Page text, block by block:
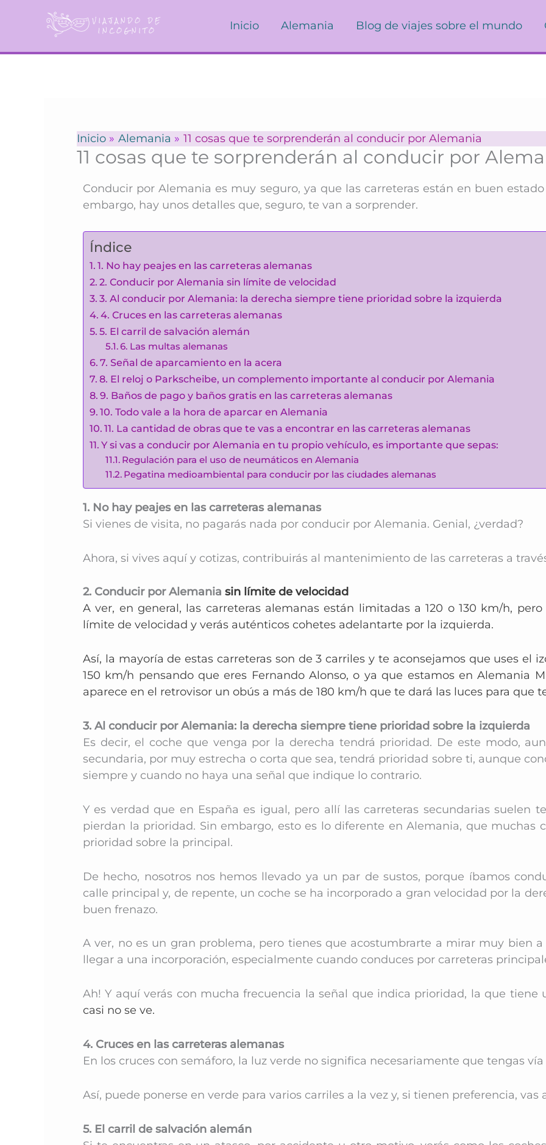
contenido
Inicio Alemania Blog de viajes sobre el mundo
Inicio Alemania 11 cosas que te sorprenderán al conducir por Alemania
11 cosas que te sorprenderán al conducir por
Conducir por Alemania es muy seguro, ya que las carreteras están en buen
embargo, hay unos detalles que, seguro, te van a sorprender.
Índice
1. No hay peajes en las carreteras alemanas
2. Conducir por Alemania sin límite de velocidad
3. Al conducir por Alemania: la derecha siempre tiene prioridad sobre la izquierda
4. Cruces en las carreteras alemanas
5. El carril de salvación alemán
6. Las multas alemanas
7. Señal de aparcamiento en la acera
8. El reloj o Parkscheibe, un complemento importante al conducir por Alemania
9. Baños de pago y baños gratis en las carreteras alemanas
10. Todo vale a la hora de aparcar en Alemania
11. La cantidad de obras que te vas a encontrar en las carreteras alemanas
Y si vas a conducir por Alemania en tu propio vehículo, es importante que sepas:
Regulación para el uso de neumáticos en Alemania
Pegatina medioambiental para conducir por las ciudades alemanas
1. No hay peajes en las carreteras alemanas
Si vienes de visita, no pagarás nada por conducir por Alemania. Genial, ¿verdad?
Ahora, si vives aquí y cotizas, contribuirás al mantenimiento de las carreteras a
2. Conducir por Alemania sin límite de velocidad
A ver, en general, las carreteras alemanas están limitadas a 120 o 130 km/h, pero
límite de velocidad y verás auténticos cohetes adelantarte por la izquierda.
Así, la mayoría de estas carreteras son de 3 carriles y te aconsejamos que uses el
150 km/h pensando que eres Fernando Alonso, o ya que estamos en Alemania
aparece en el retrovisor un obús a más de 180 km/h que te dará las luces para que
3. Al conducir por Alemania: la derecha siempre tiene prioridad sobre la izquierda
Es decir, el coche que venga por la derecha tendrá prioridad. De este modo,
secundaria, por muy estrecha o corta que sea, tendrá prioridad sobre ti, aunque
siempre y cuando no haya una señal que indique lo contrario.
Y es verdad que en España es igual, pero allí las carreteras secundarias suelen
pierdan la prioridad. Sin embargo, esto es lo diferente en Alemania, que muchas
prioridad sobre la principal.
De hecho, nosotros nos hemos llevado ya un par de sustos, porque íbamos
calle principal y, de repente, un coche se ha incorporado a gran velocidad por la
buen frenazo.
A ver, no es un gran problema, pero tienes que acostumbrarte a mirar muy bien
llegar a una incorporación, especialmente cuando conduces por carreteras
Ah! Y aquí verás con mucha frecuencia la señal que indica prioridad, la que tiene
casi no se ve.
4. Cruces en las carreteras alemanas
En los cruces con semáforo, la luz verde no significa necesariamente que tengas
Así, puede ponerse en verde para varios carriles a la vez y, si tienen preferencia, vas
5. El carril de salvación alemán